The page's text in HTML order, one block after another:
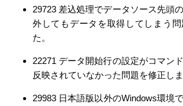
29723 差込処理でデータソース先頭
外してもデータを取得してしまう
た。
22271 データ開始行の設定がコマン
反映されていなかった問題を修正しま
29983 日本語版以外のWindows環境